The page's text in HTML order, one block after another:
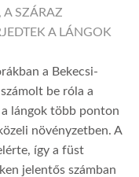
A SZÁRAZ
A LÁNGOK
a Bekecsi-
be róla a
lángok több ponton
növényzetben. A
így a füst
jelentős számban